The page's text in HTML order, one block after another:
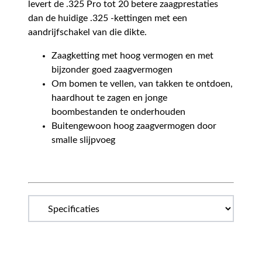
levert de .325 Pro tot 20 betere zaagprestaties
dan de huidige .325 -kettingen met een
aandrijfschakel van die dikte.
Zaagketting met hoog vermogen en met
bijzonder goed zaagvermogen
Om bomen te vellen, van takken te ontdoen,
haardhout te zagen en jonge
boombestanden te onderhouden
Buitengewoon hoog zaagvermogen door
smalle slijpvoeg